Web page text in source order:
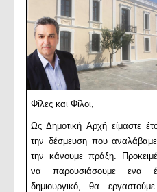
Φίλες και Φίλοι,
Ως Δημοτική Αρχή είμαστε
την δέσμευση που
την κάνουμε πράξη.
να παρουσιάσουμε ενα
δημιουργικό, θα